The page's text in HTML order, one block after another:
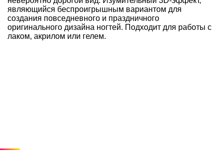
являющийся беспроигрышным вариантом для
создания повседневного и праздничного
оригинального дизайна ногтей. Подходит для работы с
лаком, акрилом или гелем.